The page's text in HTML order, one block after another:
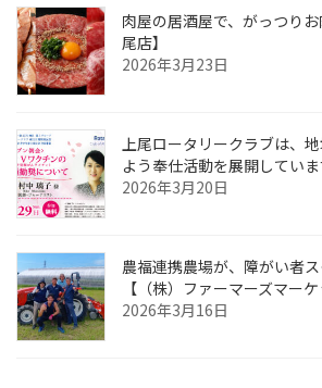
肉屋の居酒屋で、がっつり
尾店】
2026年3月23日
上尾ロータリークラブは、
よう奉仕活動を展開してい
2026年3月20日
農福連携農場が、障がい者
【（株）ファーマーズマー
2026年3月16日